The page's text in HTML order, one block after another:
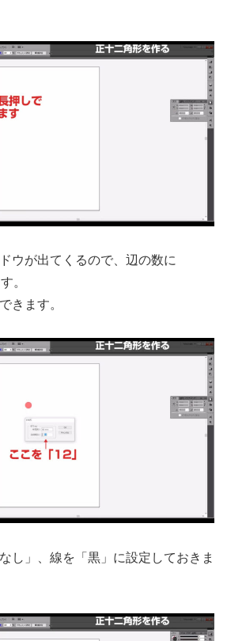
ウが出てくるので、辺の数に
。
きます。
し」、線を「黒」に設定しておきま